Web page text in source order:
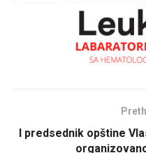
I predsednik opštine